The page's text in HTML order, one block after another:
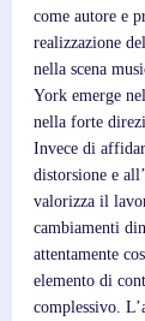
come autore e
realizzazione
nella scena
York emerge
nella forte
Invece di
distorsione e
valorizza il
cambiamenti
attentamente
elemento di
complessivo.